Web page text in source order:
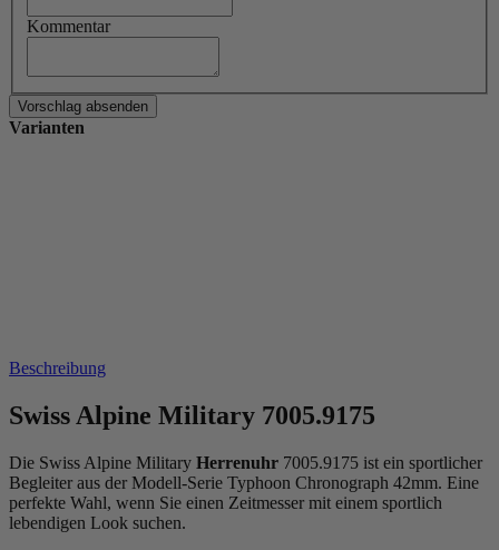
Kommentar
Varianten
Beschreibung
Swiss Alpine Military 7005.9175
Die Swiss Alpine Military Herrenuhr 7005.9175 ist ein sportlicher
Begleiter aus der Modell-Serie Typhoon Chronograph 42mm. Eine
perfekte Wahl, wenn Sie einen Zeitmesser mit einem sportlich
lebendigen Look suchen.